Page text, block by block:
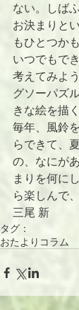
ない。しば
お決まりと
もひとつか
いつでもで
考えてみよ
グソーパズ
きな絵を描
毎年、風鈴
らできて、
の、なにが
まりを何に
ら楽しんで
三尾 新
タグ：
おたよりコラム